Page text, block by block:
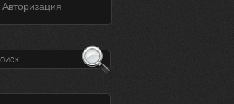
Авторизация